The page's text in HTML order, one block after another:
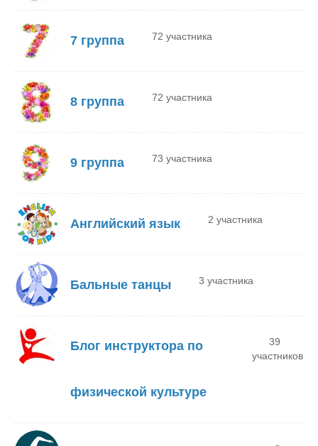
7 группа 72 участника
8 группа 72 участника
9 группа 73 участника
Английский язык 2 участника
Бальные танцы 3 участника
Блог инструктора по
физической культуре
39
участников